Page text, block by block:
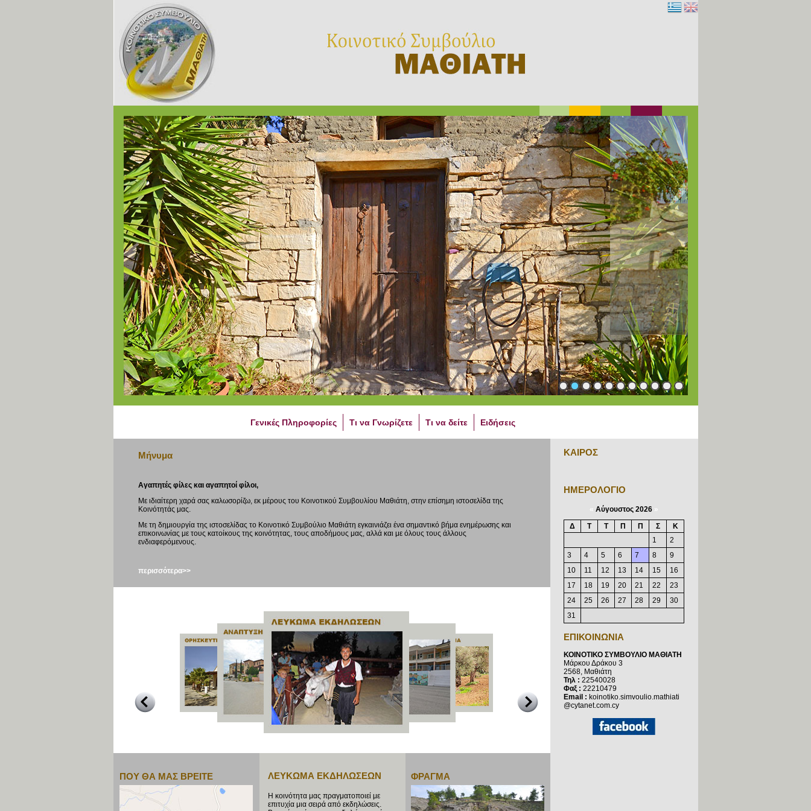
Γενικές Πληροφορίες Τι να Γνωρίζετε Τι να δείτε Ειδήσεις
Μήνυμα
Αγαπητές φίλες και αγαπητοί φίλοι,
Με ιδιαίτερη χαρά σας καλωσορίζω, εκ μέρους του Κοινοτικού Συμβουλίου Μαθιάτη, στην επίσημη ιστοσελίδα της
Κοινότητάς μας.
Με τη δημιουργία της ιστοσελίδας το Κοινοτικό Συμβούλιο Μαθιάτη εγκαινιάζει ένα σημαντικό βήμα ενημέρωσης και
επικοινωνίας με τους κατοίκους της κοινότητας, τους αποδήμους μας, αλλά και με όλους τους άλλους
ενδιαφερόμενους.
περισσότερα>>
ΠΟΥ ΘΑ ΜΑΣ ΒΡΕΙΤΕ ΛΕΥΚΩΜΑ ΕΚΔΗΛΩΣΕΩΝ
Η κοινότητα μας πραγματοποιεί με
επιτυχία μια σειρά από εκδηλώσεις.
ΦΡΑΓΜΑ
ΚΑΙΡΟΣ
ΗΜΕΡΟΛΟΓΙΟ
« Αύγουστος 2026 »
Δ
Τ Τ Π Π Σ
Κ
1
2
3
4 5 6 7 8
9
10
11 12 13 14 15
16
17
18 19 20 21 22
23
24
25 26 27 28 29
30
31
ΕΠΙΚΟΙΝΩΝΙΑ
ΚΟΙΝΟΤΙΚΟ ΣΥΜΒΟΥΛΙΟ ΜΑΘΙΑΤΗ
Μάρκου Δράκου 3
2568, Μαθιάτη
Τηλ : 22540028
Φαξ : 22210479
Email : koinotiko.simvoulio.mathiati
@cytanet.com.cy